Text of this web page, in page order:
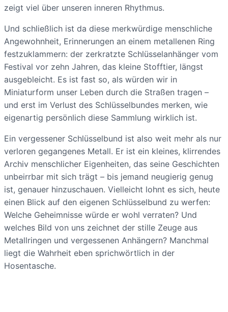
zeigt viel über unseren inneren Rhythmus.
Und schließlich ist da diese merkwürdige menschliche
Angewohnheit, Erinnerungen an einem metallenen Ring
festzuklammern: der zerkratzte Schlüsselanhänger vom
Festival vor zehn Jahren, das kleine Stofftier, längst
ausgebleicht. Es ist fast so, als würden wir in
Miniaturform unser Leben durch die Straßen tragen –
und erst im Verlust des Schlüsselbundes merken, wie
eigenartig persönlich diese Sammlung wirklich ist.
Ein vergessener Schlüsselbund ist also weit mehr als nur
verloren gegangenes Metall. Er ist ein kleines, klirrendes
Archiv menschlicher Eigenheiten, das seine Geschichten
unbeirrbar mit sich trägt – bis jemand neugierig genug
ist, genauer hinzuschauen. Vielleicht lohnt es sich, heute
einen Blick auf den eigenen Schlüsselbund zu werfen:
Welche Geheimnisse würde er wohl verraten? Und
welches Bild von uns zeichnet der stille Zeuge aus
Metallringen und vergessenen Anhängern? Manchmal
liegt die Wahrheit eben sprichwörtlich in der
Hosentasche.